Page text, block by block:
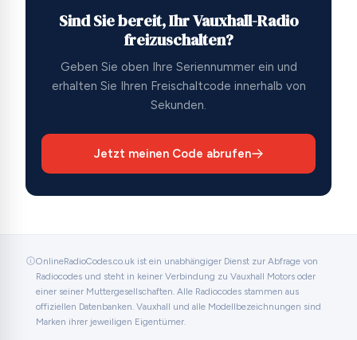
Sind Sie bereit, Ihr Vauxhall-Radio
freizuschalten?
Geben Sie oben Ihre Seriennummer ein und
erhalten Sie Ihren Freischaltcode innerhalb von
Sekunden.
Jetzt meinen Code abrufen
OnlineRadioCodes.co.uk ist ein unabhängiger Dienst zur Abfrage von
Radiocodes und steht in keiner Verbindung zu Vauxhall Motors oder
einer seiner Muttergesellschaften. Alle Radiocodes stammen aus
offiziellen Datenbanken. Vauxhall und alle Modellbezeichnungen sind
Marken ihrer jeweiligen Eigentümer.